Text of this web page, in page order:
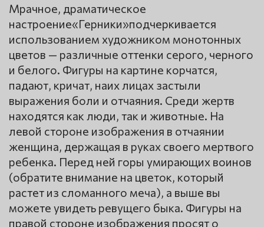
Мрачное, драматическое
настроение«Герники»подчеркивается
использованием художником монотонных
цветов — различные оттенки серого, черного
и белого. Фигуры на картине корчатся,
падают, кричат, наих лицах застыли
выражения боли и отчаяния. Среди жертв
находятся как люди, так и животные. На
левой стороне изображения в отчаянии
женщина, держащая в руках своего мертвого
ребенка. Перед ней горы умирающих воинов
(обратите внимание на цветок, который
растет из сломанного меча), а выше вы
можете увидеть ревущего быка. Фигуры на
правой стороне изображения просят о